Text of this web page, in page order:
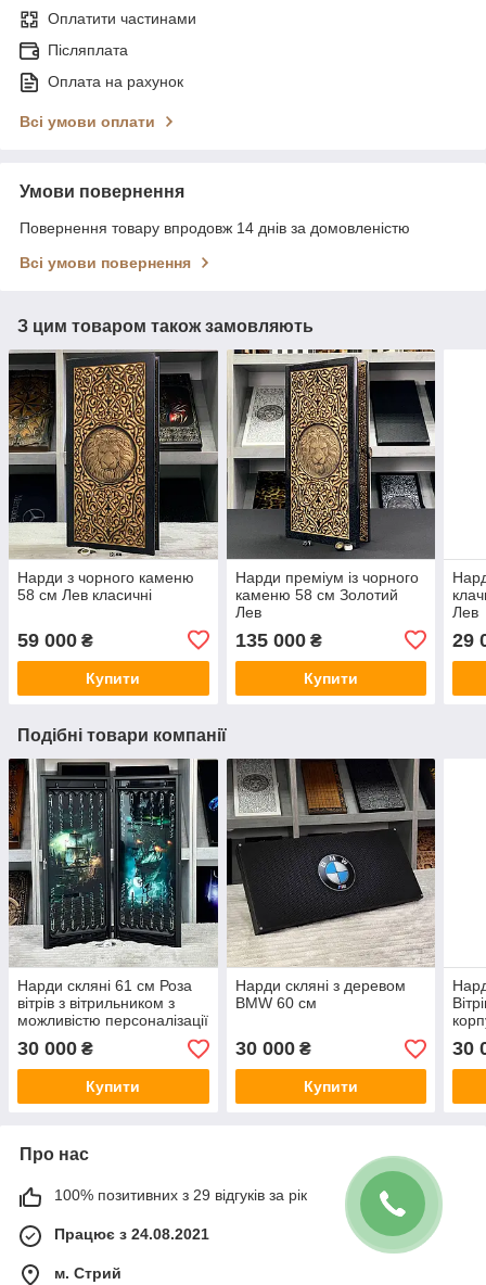
Оплатити частинами
Післяплата
Оплата на рахунок
Всі умови оплати
Умови повернення
Повернення товару впродовж 14 днів за домовленістю
Всі умови повернення
З цим товаром також замовляють
Нарди з чорного каменю
58 см Лев класичні
59 000 ₴
Купити
Нарди преміум із чорного
каменю 58 см Золотий
Лев
135 000₴
Купити
Лев
29
Подібні товари компанії
Нарди скляні 61 см Роза
вітрів з вітрильником з
можливістю персоналізації
30 000 ₴
Купити
Нарди скляні з деревом
BMW 60 см
30 000₴
Купити
30
Про нас
100% позитивних з 29 відгуків за рік
Працює з 24.08.2021
м. Стрий